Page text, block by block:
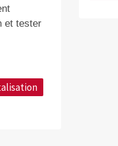
et tester